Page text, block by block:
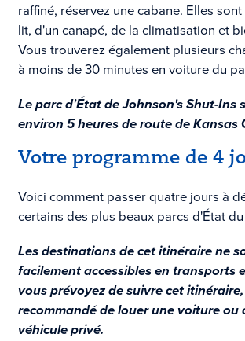
raffiné, réservez une cabane. Elles
lit, d'un canapé, de la climatisation et
Vous trouverez également plusieurs
à moins de 30 minutes en voiture du
Le parc d'État de Johnson's Shut-Ins
environ 5 heures de route de Kansas
Votre programme de 4
Voici comment passer quatre jours à
certains des plus beaux parcs d'État
Les destinations de cet itinéraire ne
facilement accessibles en transports
vous prévoyez de suivre cet
recommandé de louer une voiture ou
véhicule privé.